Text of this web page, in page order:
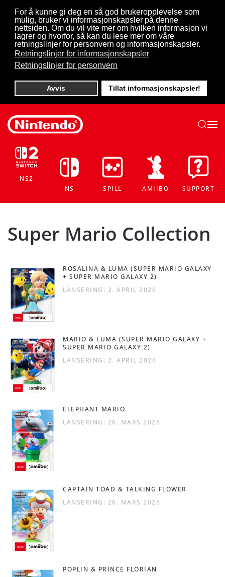
For å kunne gi deg en så god brukeropplevelse som
mulig, bruker vi informasjonskapsler på denne
nettsiden. Om du vil vite mer om hvilken informasjon vi
lagrer og hvorfor, så kan du lese mer om våre
retningslinjer for personvern og informasjonskapsler.
Retningslinjer for informasjonskapsler
Retningslinjer for personvern
Avvis Tillat informasjonskapsler!
Skip to main content
NS2
NS
SPILL AMIIBO SUPPORT
Super Mario Collection
ROSALINA & LUMA (SUPER MARIO GALAXY
+ SUPER MARIO GALAXY 2)
LANSERING: 2. APRIL 2026
MARIO & LUMA (SUPER MARIO GALAXY +
SUPER MARIO GALAXY 2)
LANSERING: 2. APRIL 2026
ELEPHANT MARIO
LANSERING: 26. MARS 2026
CAPTAIN TOAD & TALKING FLOWER
LANSERING: 26. MARS 2026
POPLIN & PRINCE FLORIAN